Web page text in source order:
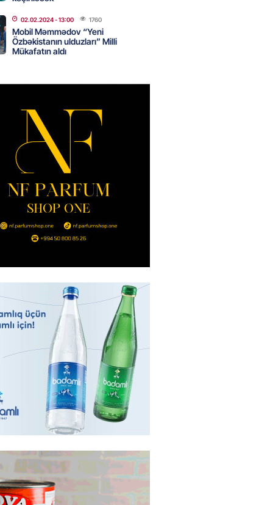
- 14:28
- 14:15
karta istədiyiniz qədər
edə bilərsiniz – VİDEO
- 14:00
avtomobildə Paşinyana nə
Abel Məhərrəmovun oğlu
SƏRƏNCAM
96
Xəzər Fərhadov ilə bağlı
- 13:15 75
Media və Yayım Şurası
- 13:00
02.02.2024- 13:00 1760
Mobil Məmmədov “Yeni
Özbəkistanın ulduzları” Milli
Mükafatın aldı